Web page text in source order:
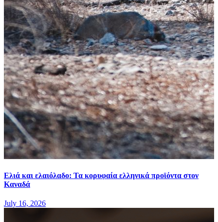
Ελιά και ελαιόλαδο: Τα κορυφαία ελληνικά προϊόντα στον
Καναδά
July 16, 2026